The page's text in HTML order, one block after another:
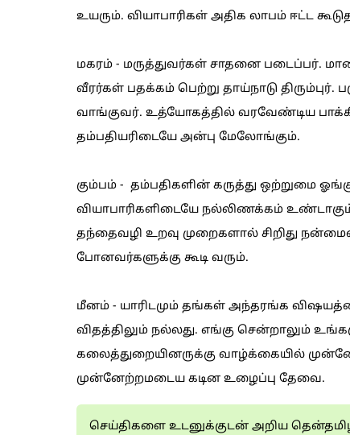
உயரும். வியாபாரிகள் அதிக லாபம் ஈட்ட
மகரம் - மருத்துவர்கள் சாதனை படைப்பர்.
வீரர்கள் பதக்கம் பெற்று தாய்நாடு திரும்புர்.
வாங்குவர். உத்யோகத்தில் வரவேண்டிய
தம்பதியரிடையே அன்பு மேலோங்கும்.
கும்பம் - தம்பதிகளின் கருத்து ஒற்றுமை
வியாபாரிகளிடையே நல்லிணக்கம்
தந்தைவழி உறவு முறைகளால் சிறிது
போனவர்களுக்கு கூடி வரும்.
மீனம் - யாரிடமும் தங்கள் அந்தரங்க
விதத்திலும் நல்லது. எங்கு சென்றாலும்
கலைத்துறையினருக்கு வாழ்க்கையில்
முன்னேற்றமடைய கடின உழைப்பு தேவை.
செய்திகளை உடனுக்குடன் அறிய